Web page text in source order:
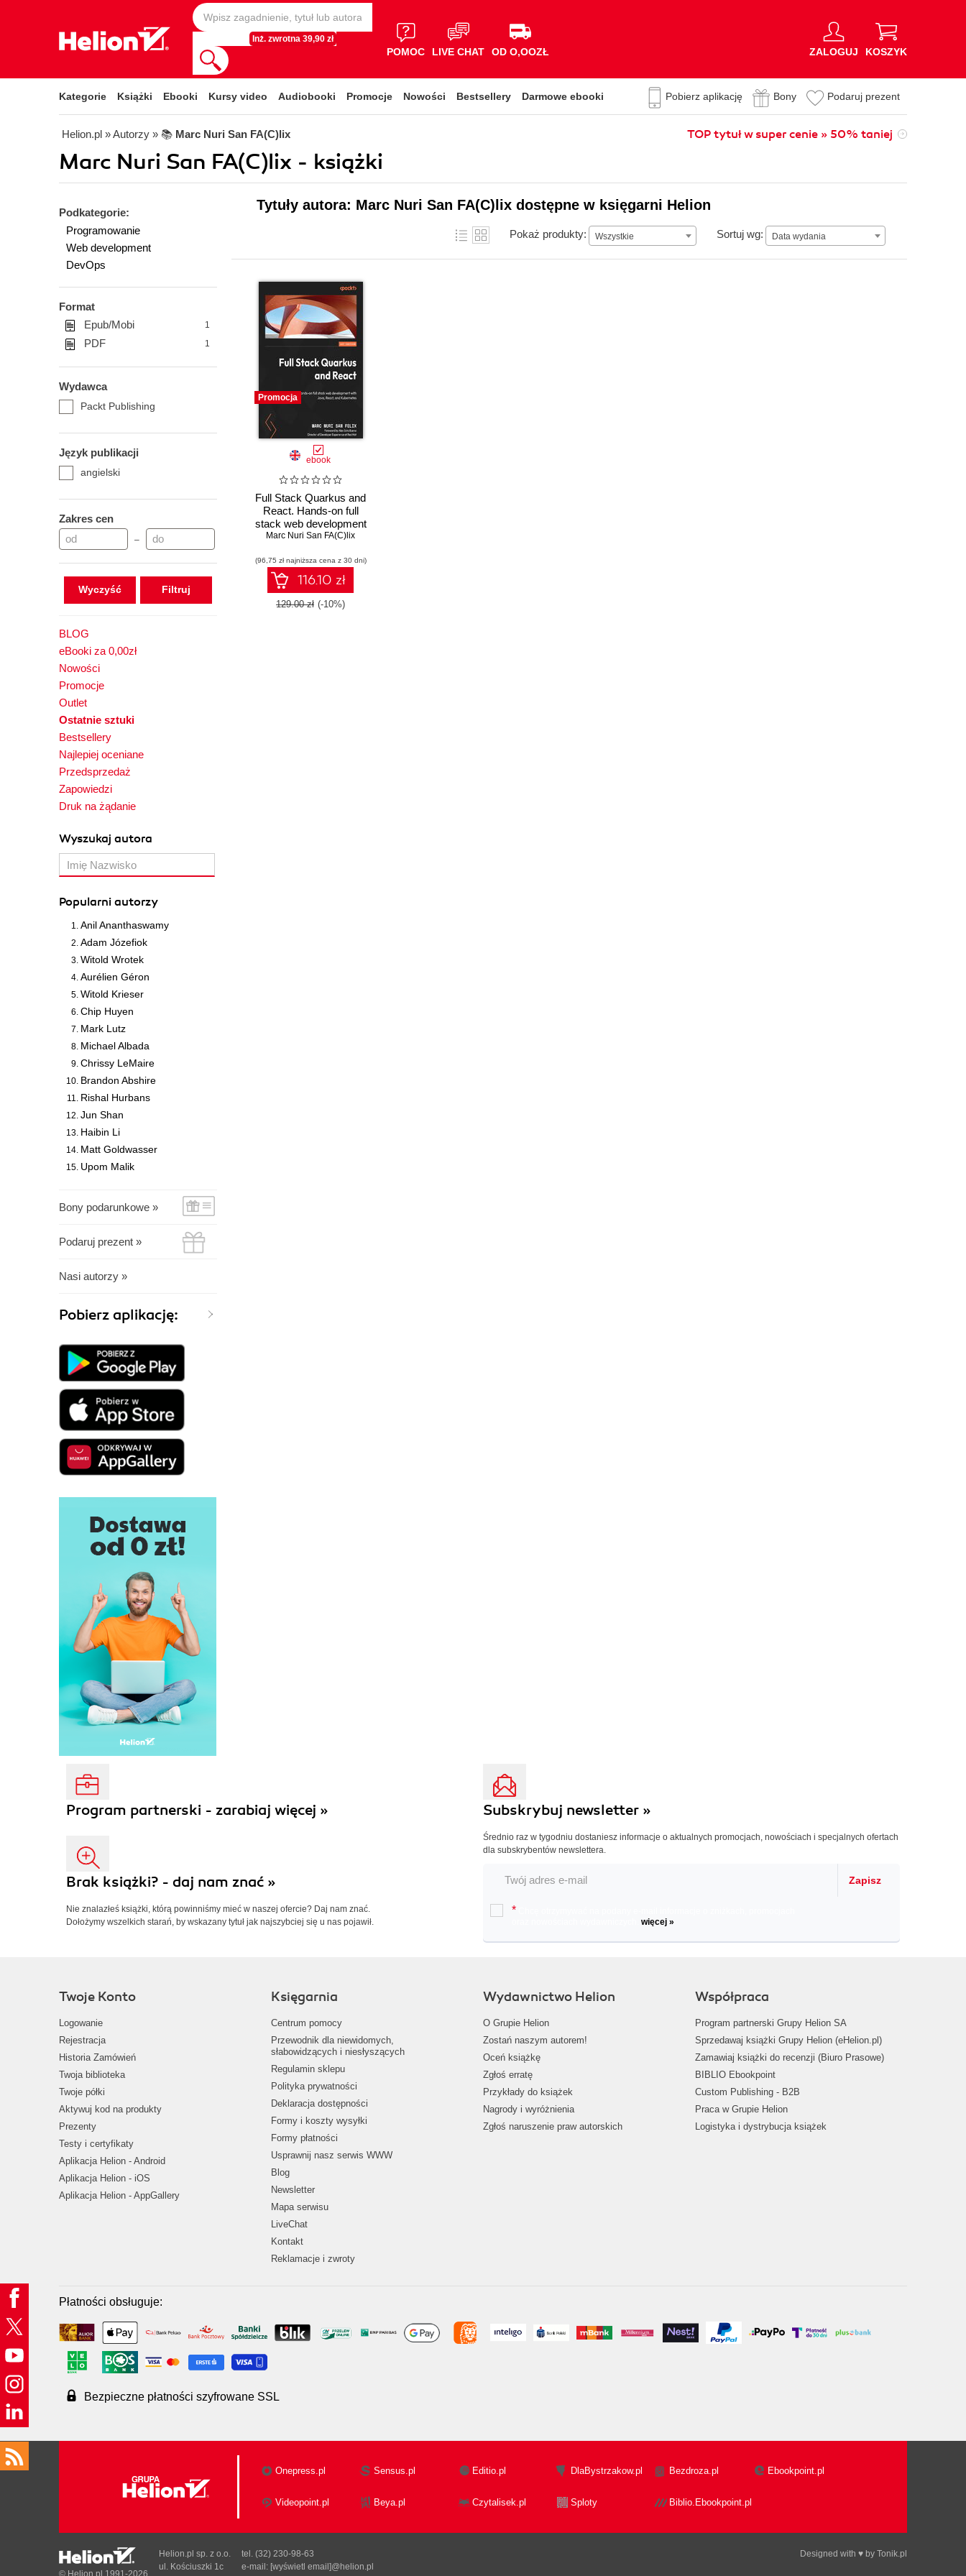
Inż. zwrotna 39,90 zł
POMOC LIVE CHAT OD O,OOZŁ ZALOGUJ KOSZYK
Kategorie Książki Ebooki Kursy video Audiobooki Promocje Nowości Bestsellery Darmowe ebooki Pobierz aplikację Bony Podaruj prezent
Helion.pl » Autorzy » 📚 Marc Nuri San FA(C)lix TOP tytuł w super cenie » 50% taniej
Marc Nuri San FA(C)lix - książki
Podkategorie:
Programowanie
Web development
DevOps
Format
Epub/Mobi
1
PDF 1
Wydawca
Packt Publishing
Język publikacji
angielski
Zakres cen
–
Wyczyść
BLOG
eBooki za 0,00zł
Nowości
Promocje
Outlet
Ostatnie sztuki
Bestsellery
Najlepiej oceniane
Przedsprzedaż
Zapowiedzi
Druk na żądanie
Wyszukaj autora
Popularni autorzy
Anil Ananthaswamy
Adam Józefiok
Witold Wrotek
Aurélien Géron
Witold Krieser
Chip Huyen
Mark Lutz
Michael Albada
Chrissy LeMaire
Brandon Abshire
Rishal Hurbans
Jun Shan
Haibin Li
Matt Goldwasser
Upom Malik
Bony podarunkowe »
Podaruj prezent »
Nasi autorzy »
Pobierz aplikację:
Tytuły autora: Marc Nuri San FA(C)lix dostępne w księgarni Helion
Pokaż produkty: Wszystkie Sortuj wg: Data wydania
Data wydania
Promocja
ebook
Full Stack Quarkus and
React. Hands-on full
stack web development
with Java, React, and
Marc Nuri San FA(C)lix
(96,75 zł najniższa cena z 30 dni)
116.10 zł
129.00 zł (-10%)
Program partnerski - zarabiaj więcej »
Brak książki? - daj nam znać »
Nie znalazłeś książki, którą powinniśmy mieć w naszej ofercie? Daj nam znać.
Dołożymy wszelkich starań, by wskazany tytuł jak najszybciej się u nas pojawił.
Subskrybuj newsletter »
Średnio raz w tygodniu dostaniesz informacje o aktualnych promocjach, nowościach i specjalnych ofertach
dla subskrybentów newslettera.
Zapisz
*
więcej »
Twoje Konto
Logowanie
Rejestracja
Historia Zamówień
Twoja biblioteka
Twoje półki
Aktywuj kod na produkty
Prezenty
Testy i certyfikaty
Aplikacja Helion - Android
Aplikacja Helion - iOS
Aplikacja Helion - AppGallery
Księgarnia
Centrum pomocy
Przewodnik dla niewidomych,
słabowidzących i niesłyszących
Regulamin sklepu
Polityka prywatności
Deklaracja dostępności
Formy i koszty wysyłki
Formy płatności
Usprawnij nasz serwis WWW
Blog
Newsletter
Mapa serwisu
LiveChat
Kontakt
Reklamacje i zwroty
Wydawnictwo Helion
O Grupie Helion
Zostań naszym autorem!
Oceń książkę
Zgłoś erratę
Przykłady do książek
Nagrody i wyróżnienia
Zgłoś naruszenie praw autorskich
Współpraca
Program partnerski Grupy Helion SA
Sprzedawaj książki Grupy Helion (eHelion.pl)
Zamawiaj książki do recenzji (Biuro Prasowe)
BIBLIO Ebookpoint
Custom Publishing - B2B
Praca w Grupie Helion
Logistyka i dystrybucja książek
Płatności obsługuje:
Bezpieczne płatności szyfrowane SSL
Onepress.pl Sensus.pl Editio.pl DlaBystrzakow.pl Bezdroza.pl Ebookpoint.pl
Videopoint.pl Beya.pl Czytalisek.pl Sploty Biblio.Ebookpoint.pl
Designed with ♥ by Tonik.pl
© Helion.pl 1991-2026
Helion.pl sp. z o.o.
ul. Kościuszki 1c
tel. (32) 230-98-63
e-mail: [wyświetl email]@helion.pl